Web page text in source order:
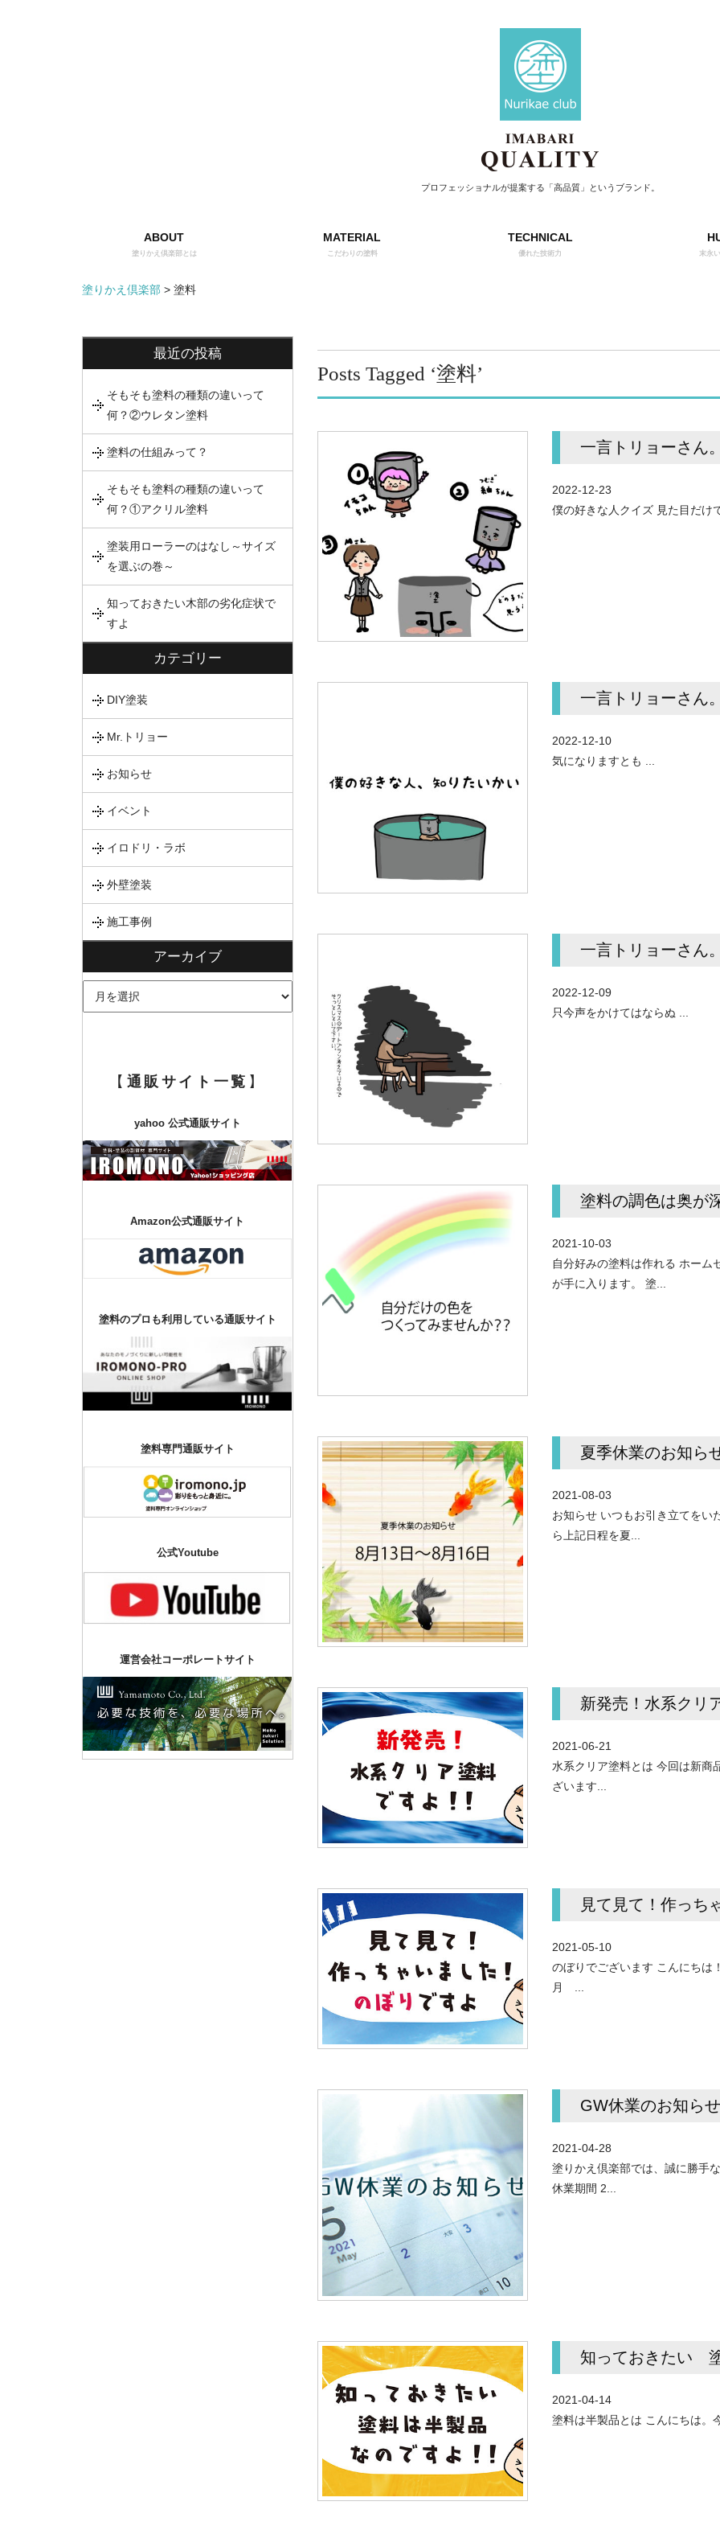
プロフェッショナルが提案する「高品質」というブランド。
ABOUT
塗りかえ倶楽部とは
MATERIAL
こだわりの塗料
TECHNICAL
優れた技術力 末永
塗りかえ倶楽部 > 塗料
Posts Tagged ‘塗料’
一言トリョーさん
2022-12-23
僕の好きな人クイズ 見た目だけ
一言トリョーさん
2022-12-10
気になりますとも ...
一言トリョーさん
2022-12-09
只今声をかけてはならぬ ...
塗料の調色は奥が
2021-10-03
自分好みの塗料は作れる ホーム
が手に入ります。 塗...
夏季休業のお知ら
2021-08-03
お知らせ いつもお引き立てをい
ら上記日程を夏...
新発売！水系クリ
2021-06-21
水系クリア塗料とは 今回は新商
ざいます...
見て見て！作っち
2021-05-10
のぼりでございます こんにち
月 ...
GW休業のお知らせ
2021-04-28
塗りかえ倶楽部では、誠に勝手
休業期間 2...
知っておきたい
2021-04-14
塗料は半製品とは こんにちは。
最近の投稿
そもそも塗料の種類の違いって
何？②ウレタン塗料
塗料の仕組みって？
そもそも塗料の種類の違いって
何？①アクリル塗料
塗装用ローラーのはなし～サイズ
を選ぶの巻～
知っておきたい木部の劣化症状で
すよ
カテゴリー
DIY塗装
Mr.トリョー
お知らせ
イベント
イロドリ・ラボ
外壁塗装
施工事例
アーカイブ
ー
【 通販サイト一覧 】
yahoo 公式通販サイト
Amazon公式通販サイト
塗料のプロも利用している通販サイト
塗料専門通販サイト
公式Youtube
運営会社コーポレートサイト